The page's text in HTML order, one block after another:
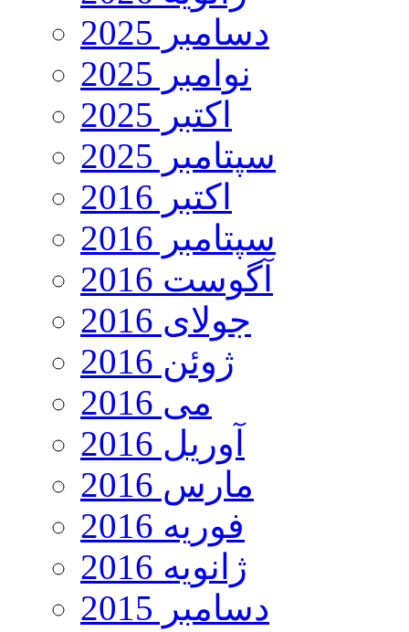
دسامبر 2025
نوامبر 2025
اکتبر 2025
سپتامبر 2025
اکتبر 2016
سپتامبر 2016
آگوست 2016
جولای 2016
ژوئن 2016
می 2016
آوریل 2016
مارس 2016
فوریه 2016
ژانویه 2016
دسامبر 2015